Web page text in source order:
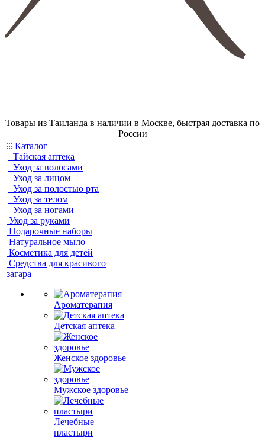
Товары из Таиланда в наличии в Москве, быстрая доставка по
России
Каталог
Тайская аптека
Уход за волосами
Уход за лицом
Уход за полостью рта
Уход за телом
Уход за ногами
Уход за руками
Подарочные наборы
Натуральное мыло
Косметика для детей
Средства для красивого
загара
Ароматерапия
Детская аптека
Женское здоровье
Мужское здоровье
Лечебные
пластыри